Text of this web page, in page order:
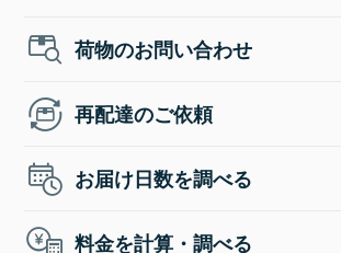
荷物のお問い合わせ
再配達のご依頼
お届け日数を調べる
料金を計算・調べる